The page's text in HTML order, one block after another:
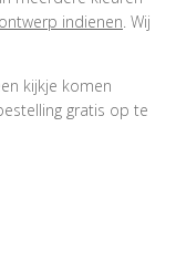
indienen. Wij
kijkje komen
gratis op te